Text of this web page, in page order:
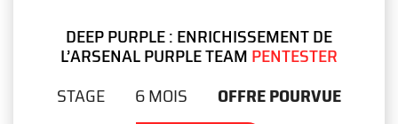
DEEP PURPLE : ENRICHISSEMENT DE
L’ARSENAL PURPLE TEAMPENTESTER
STAGE
6 MOIS OFFRE POURVUE